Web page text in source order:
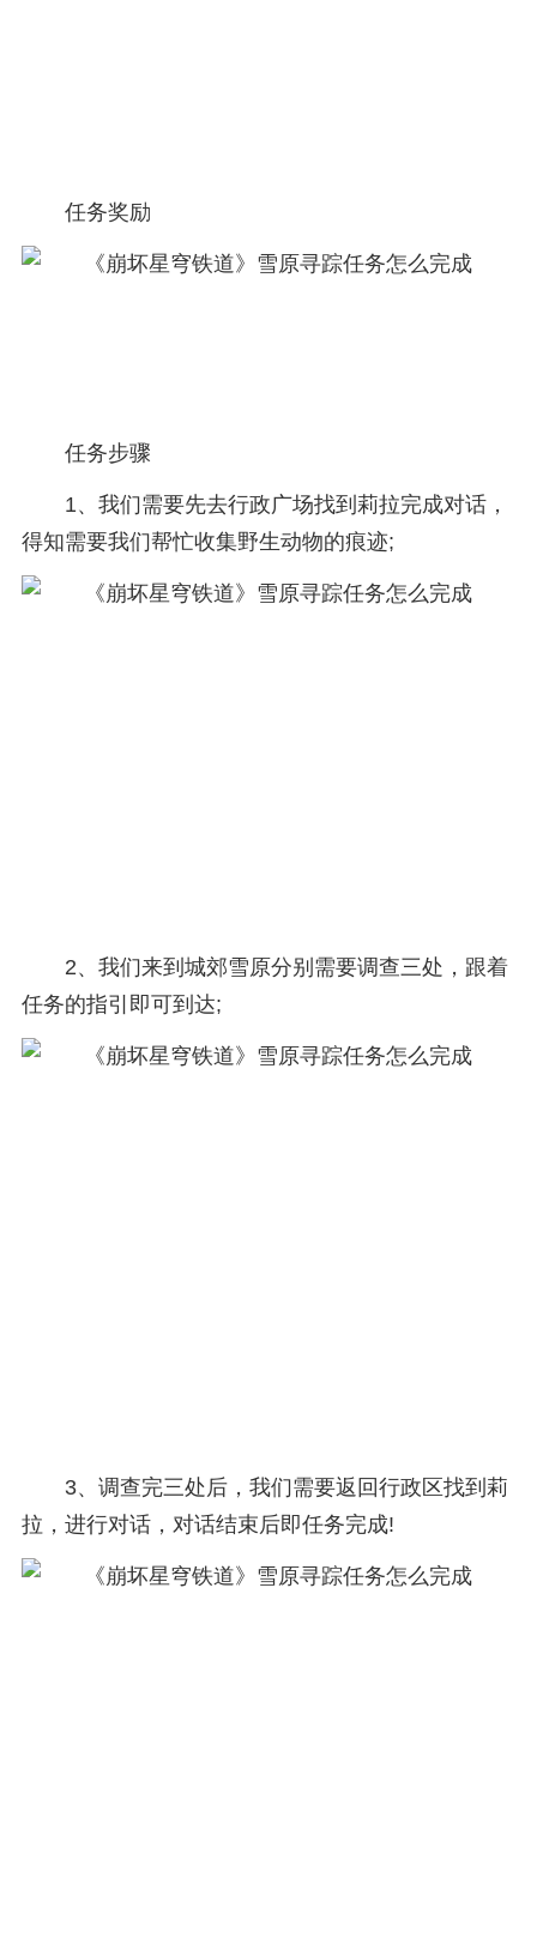
任务奖励
任务步骤
1、我们需要先去行政广场找到莉拉完成对话，
得知需要我们帮忙收集野生动物的痕迹;
2、我们来到城郊雪原分别需要调查三处，跟着
任务的指引即可到达;
3、调查完三处后，我们需要返回行政区找到莉
拉，进行对话，对话结束后即任务完成!